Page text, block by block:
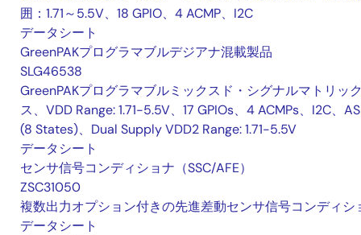
囲：1.71～5.5V、18 GPIO、4 ACMP、I2C
データシート
GreenPAKプログラマブルデジアナ混載製品
SLG46538
GreenPAKプログラマブルミックスド・シグナルマトリッ
ス、VDD Range: 1.71-5.5V、17 GPIOs、4 ACMPs、I2C、
(8 States)、Dual Supply VDD2 Range: 1.71-5.5V
データシート
センサ信号コンディショナ（SSC/AFE）
ZSC31050
複数出力オプション付きの先進差動センサ信号コンディシ
データシート